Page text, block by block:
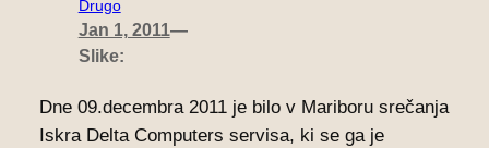
Drugo
Jan 1, 2011—
Slike:
Dne 09.decembra 2011 je bilo v Mariboru srečanja
Iskra Delta Computers servisa, ki se ga je